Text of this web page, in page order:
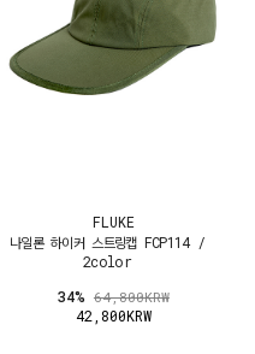
FLUKE
나일론 하이커 스트링캡 FCP114 /
2color
34% 64,800KRW
42,800KRW